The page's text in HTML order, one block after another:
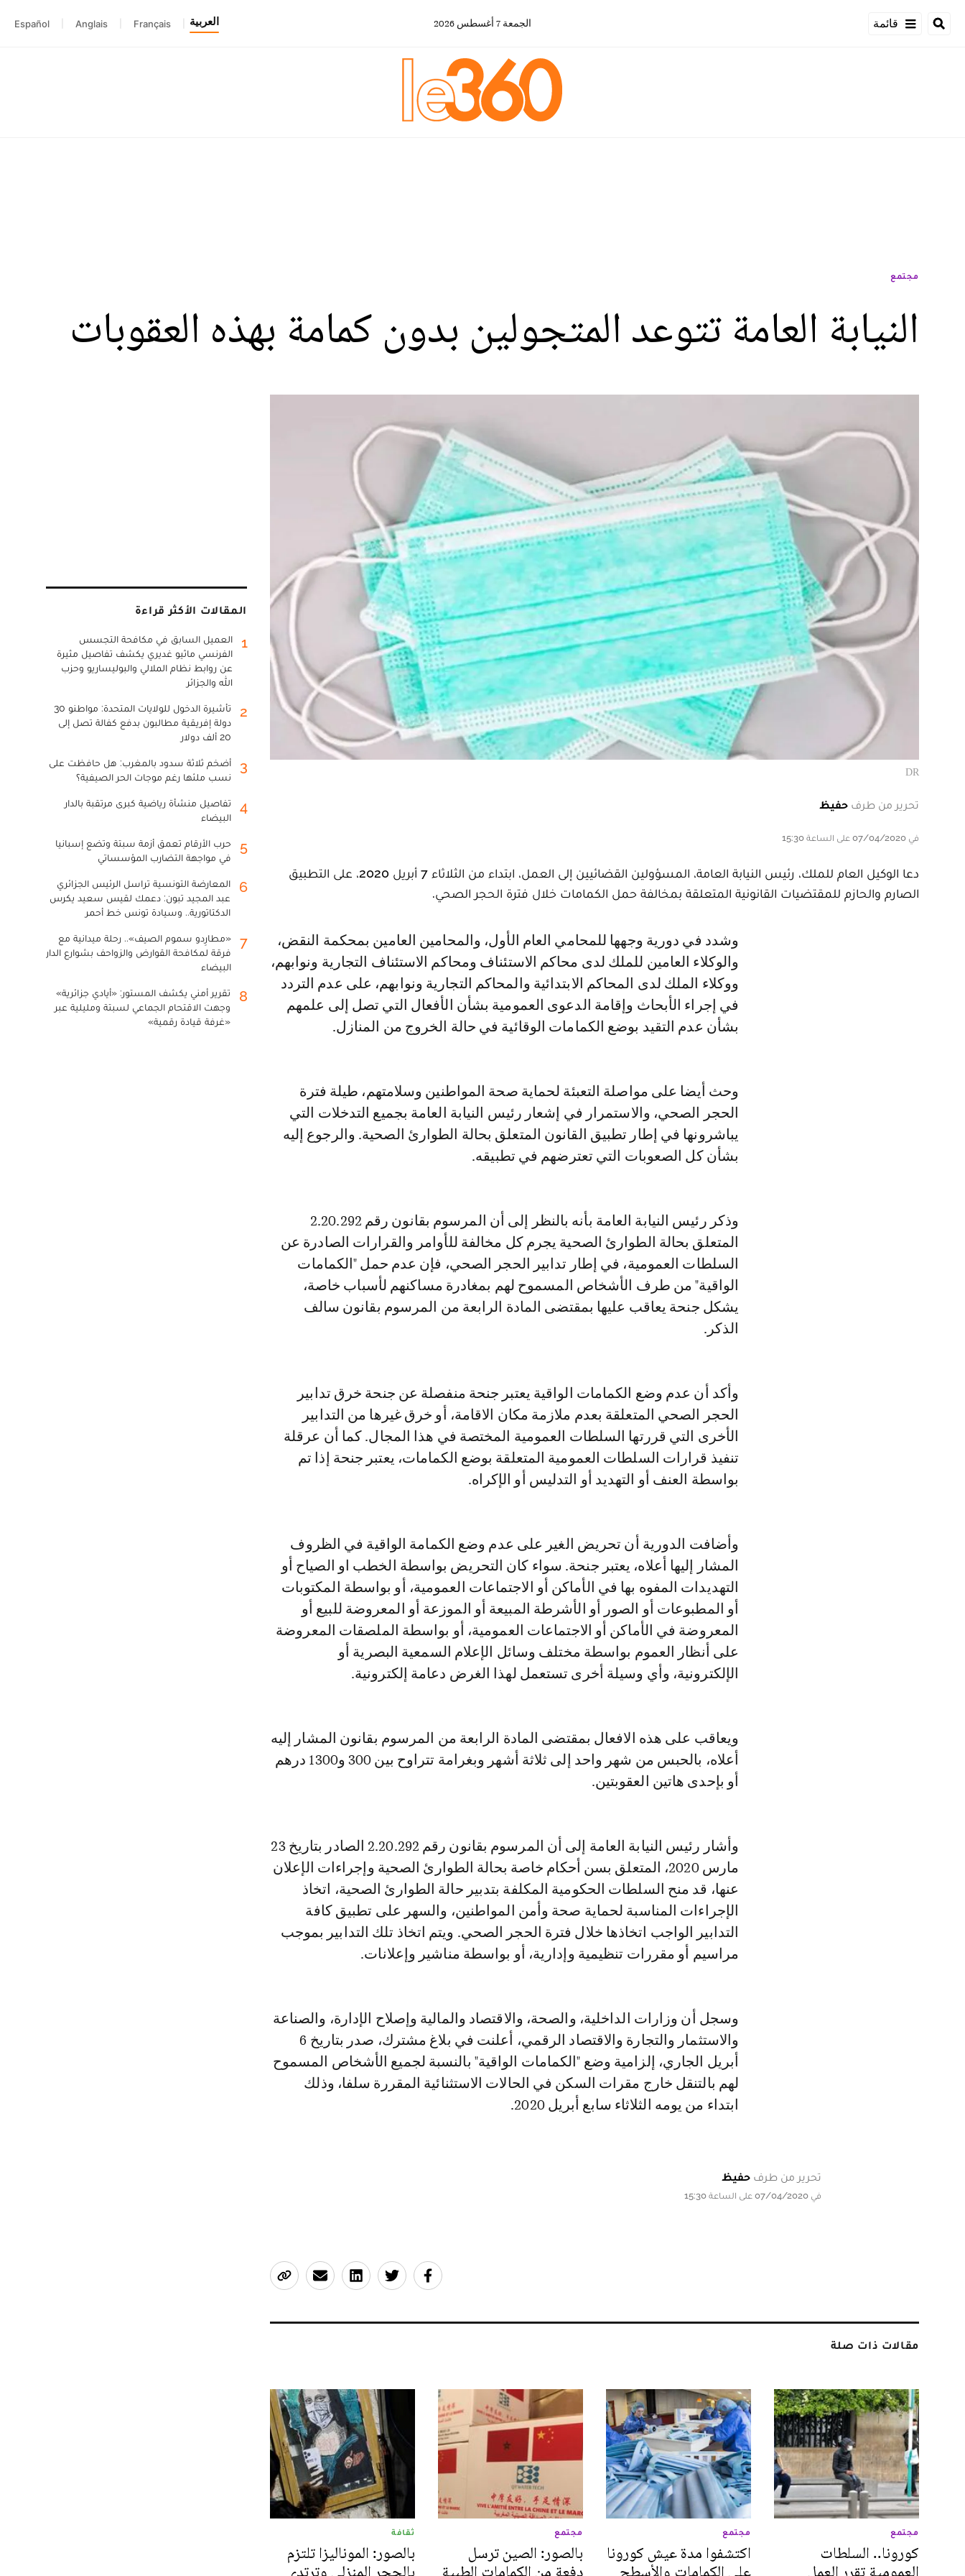
قائمة الجمعة 7 أغسطس 2026 العربية Français
Anglais
Español
مجتمع
النيابة العامة تتوعد المتجولين بدون كمامة بهذه العقوبات
DR
تحرير من طرف حفيظ
في 07/04/2020 على الساعة 15:30
دعا الوكيل العام للملك، رئيس النيابة العامة، المسؤولين القضائيين إلى العمل، ابتداء من الثلاثاء 7 أبريل 2020، على التطبيق
الصارم والحازم للمقتضيات القانونية المتعلقة بمخالفة حمل الكمامات خلال فترة الحجر الصحي.
وشدد في دورية وجهها للمحامي العام الأول، والمحامين العامين بمحكمة النقض،
والوكلاء العامين للملك لدى محاكم الاستئناف ومحاكم الاستئناف التجارية ونوابهم،
ووكلاء الملك لدى المحاكم الابتدائية والمحاكم التجارية ونوابهم، على عدم التردد
في إجراء الأبحاث وإقامة الدعوى العمومية بشأن الأفعال التي تصل إلى علمهم
بشأن عدم التقيد بوضع الكمامات الوقائية في حالة الخروج من المنازل.
وحث أيضا على مواصلة التعبئة لحماية صحة المواطنين وسلامتهم، طيلة فترة
الحجر الصحي، والاستمرار في إشعار رئيس النيابة العامة بجميع التدخلات التي
يباشرونها في إطار تطبيق القانون المتعلق بحالة الطوارئ الصحية. والرجوع إليه
بشأن كل الصعوبات التي تعترضهم في تطبيقه.
وذكر رئيس النيابة العامة بأنه بالنظر إلى أن المرسوم بقانون رقم 2.20.292
المتعلق بحالة الطوارئ الصحية يجرم كل مخالفة للأوامر والقرارات الصادرة عن
السلطات العمومية، في إطار تدابير الحجر الصحي، فإن عدم حمل "الكمامات
الواقية" من طرف الأشخاص المسموح لهم بمغادرة مساكنهم لأسباب خاصة،
يشكل جنحة يعاقب عليها بمقتضى المادة الرابعة من المرسوم بقانون سالف
الذكر.
وأكد أن عدم وضع الكمامات الواقية يعتبر جنحة منفصلة عن جنحة خرق تدابير
الحجر الصحي المتعلقة بعدم ملازمة مكان الاقامة، أو خرق غيرها من التدابير
الأخرى التي قررتها السلطات العمومية المختصة في هذا المجال. كما أن عرقلة
تنفيذ قرارات السلطات العمومية المتعلقة بوضع الكمامات، يعتبر جنحة إذا تم
بواسطة العنف أو التهديد أو التدليس أو الإكراه.
وأضافت الدورية أن تحريض الغير على عدم وضع الكمامة الواقية في الظروف
المشار إليها أعلاه، يعتبر جنحة. سواء كان التحريض بواسطة الخطب او الصياح أو
التهديدات المفوه بها في الأماكن أو الاجتماعات العمومية، أو بواسطة المكتوبات
أو المطبوعات أو الصور أو الأشرطة المبيعة أو الموزعة أو المعروضة للبيع أو
المعروضة في الأماكن أو الاجتماعات العمومية، أو بواسطة الملصقات المعروضة
على أنظار العموم بواسطة مختلف وسائل الإعلام السمعية البصرية أو
الإلكترونية، وأي وسيلة أخرى تستعمل لهذا الغرض دعامة إلكترونية.
ويعاقب على هذه الافعال بمقتضى المادة الرابعة من المرسوم بقانون المشار إليه
أعلاه، بالحبس من شهر واحد إلى ثلاثة أشهر وبغرامة تتراوح بين 300 و1300 درهم
أو بإحدى هاتين العقوبتين.
وأشار رئيس النيابة العامة إلى أن المرسوم بقانون رقم 2.20.292 الصادر بتاريخ 23
مارس 2020، المتعلق بسن أحكام خاصة بحالة الطوارئ الصحية وإجراءات الإعلان
عنها، قد منح السلطات الحكومية المكلفة بتدبير حالة الطوارئ الصحية، اتخاذ
الإجراءات المناسبة لحماية صحة وأمن المواطنين، والسهر على تطبيق كافة
التدابير الواجب اتخاذها خلال فترة الحجر الصحي. ويتم اتخاذ تلك التدابير بموجب
مراسيم أو مقررات تنظيمية وإدارية، أو بواسطة مناشير وإعلانات.
وسجل أن وزارات الداخلية، والصحة، والاقتصاد والمالية وإصلاح الإدارة، والصناعة
والاستثمار والتجارة والاقتصاد الرقمي، أعلنت في بلاغ مشترك، صدر بتاريخ 6
أبريل الجاري، إلزامية وضع "الكمامات الواقية" بالنسبة لجميع الأشخاص المسموح
لهم بالتنقل خارج مقرات السكن في الحالات الاستثنائية المقررة سلفا، وذلك
ابتداء من يومه الثلاثاء سابع أبريل 2020.
تحرير من طرف حفيظ
في 07/04/2020 على الساعة 15:30
مقالات ذات صلة
مجتمع
كورونا.. السلطات
العمومية تقرر العمل
مجتمع
اكتشفوا مدة عيش كورونا
على الكمامات والأسطح
مجتمع
بالصور: الصين ترسل
دفعة من الكمامات الطبية
ثقافة
بالصور: الموناليزا تلتزم
بالحجر المنزلي وترتدي
المقالات الأكثر قراءة
1
العميل السابق في مكافحة التجسس
الفرنسي ماثيو غديري يكشف تفاصيل مثيرة
عن روابط نظام الملالي والبوليساريو وحزب
الله والجزائر
2
تأشيرة الدخول للولايات المتحدة: مواطنو 30
دولة إفريقية مطالبون بدفع كفالة تصل إلى
20 ألف دولار
3
أضخم ثلاثة سدود بالمغرب: هل حافظت على
نسب ملئها رغم موجات الحر الصيفية؟
4
تفاصيل منشأة رياضية كبرى مرتقبة بالدار
البيضاء
5
حرب الأرقام تعمق أزمة سبتة وتضع إسبانيا
في مواجهة التضارب المؤسساتي
6
المعارضة التونسية تراسل الرئيس الجزائري
عبد المجيد تبون: دعمك لقيس سعيد يكرس
الدكتاتورية.. وسيادة تونس خط أحمر
7
«مطارِدو سموم الصيف».. رحلة ميدانية مع
فرقة لمكافحة القوارض والزواحف بشوارع الدار
البيضاء
8
تقرير أمني يكشف المستور: «أيادي جزائرية»
وجهت الاقتحام الجماعي لسبتة ومليلية عبر
«غرفة قيادة رقمية»